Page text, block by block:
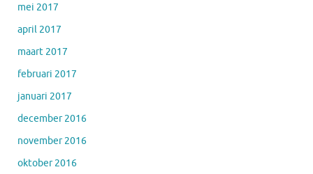
mei 2017
april 2017
maart 2017
februari 2017
januari 2017
december 2016
november 2016
oktober 2016